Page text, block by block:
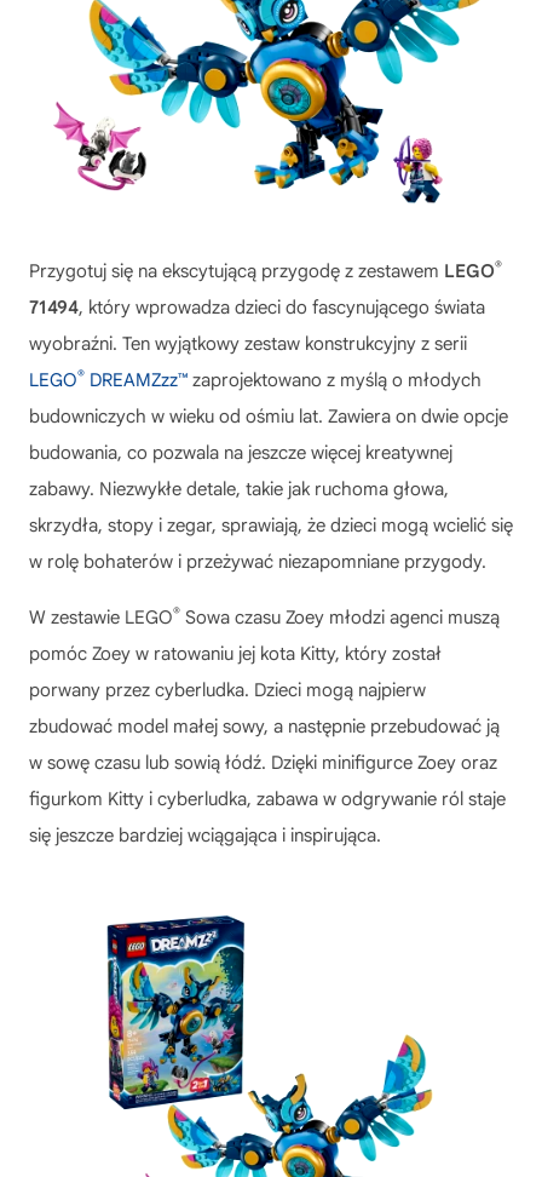
Przygotuj się na ekscytującą przygodę z zestawem LEGO®
71494, który wprowadza dzieci do fascynującego świata
wyobraźni. Ten wyjątkowy zestaw konstrukcyjny z serii
LEGO® DREAMZzz™ zaprojektowano z myślą o młodych
budowniczych w wieku od ośmiu lat. Zawiera on dwie opcje
budowania, co pozwala na jeszcze więcej kreatywnej
zabawy. Niezwykłe detale, takie jak ruchoma głowa,
skrzydła, stopy i zegar, sprawiają, że dzieci mogą wcielić się
w rolę bohaterów i przeżywać niezapomniane przygody.
W zestawie LEGO® Sowa czasu Zoey młodzi agenci muszą
pomóc Zoey w ratowaniu jej kota Kitty, który został
porwany przez cyberludka. Dzieci mogą najpierw
zbudować model małej sowy, a następnie przebudować ją
w sowę czasu lub sowią łódź. Dzięki minifigurce Zoey oraz
figurkom Kitty i cyberludka, zabawa w odgrywanie ról staje
się jeszcze bardziej wciągająca i inspirująca.